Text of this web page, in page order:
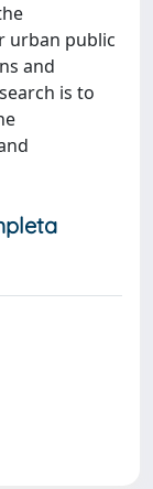
urban public
and
is to